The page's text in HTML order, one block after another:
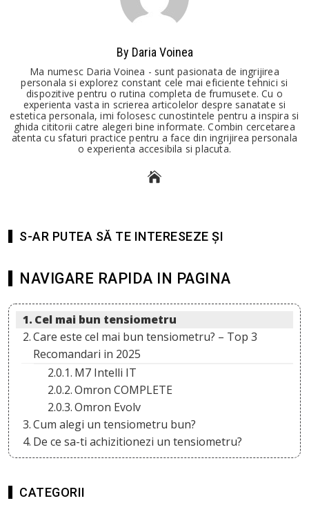
By Daria Voinea
Ma numesc Daria Voinea - sunt pasionata de ingrijirea
personala si explorez constant cele mai eficiente tehnici si
dispozitive pentru o rutina completa de frumusete. Cu o
experienta vasta in scrierea articolelor despre sanatate si
estetica personala, imi folosesc cunostintele pentru a inspira si
ghida cititorii catre alegeri bine informate. Combin cercetarea
atenta cu sfaturi practice pentru a face din ingrijirea personala
o experienta accesibila si placuta.
S-AR PUTEA SĂ TE INTERESEZE ȘI
NAVIGARE RAPIDA IN PAGINA
Cel mai bun tensiometru
Care este cel mai bun tensiometru? – Top 3
Recomandari in 2025
M7 Intelli IT
Omron COMPLETE
Omron Evolv
Cum alegi un tensiometru bun?
De ce sa-ti achizitionezi un tensiometru?
CATEGORII